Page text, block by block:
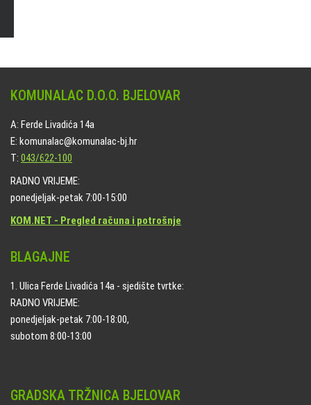
KOMUNALAC D.O.O. BJELOVAR
A: Ferde Livadića 14a
E: komunalac@komunalac-bj.hr
T: 043/622-100
RADNO VRIJEME:
ponedjeljak-petak 7:00-15:00
KOM.NET - Pregled računa i potrošnje
BLAGAJNE
1. Ulica Ferde Livadića 14a - sjedište tvrtke:
RADNO VRIJEME:
ponedjeljak-petak 7:00-18:00,
subotom 8:00-13:00
GRADSKA TRŽNICA BJELOVAR